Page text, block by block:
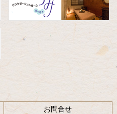
お問合せ